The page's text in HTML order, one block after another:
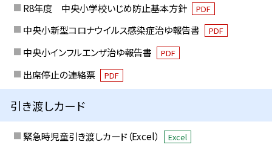
R8年度 中央小学校いじめ防止基本方針 PDF
中央小新型コロナウイルス感染症治ゆ報告書 PDF
中央小インフルエンザ治ゆ報告書 PDF
出席停止の連絡票 PDF
引き渡しカード
緊急時児童引き渡しカード（Excel） Excel